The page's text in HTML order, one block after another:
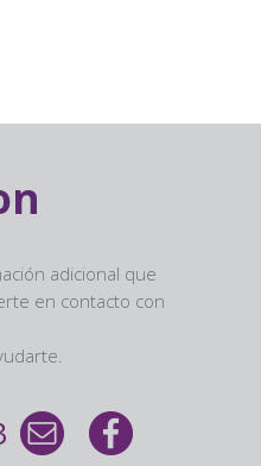
adicional que
en contacto con